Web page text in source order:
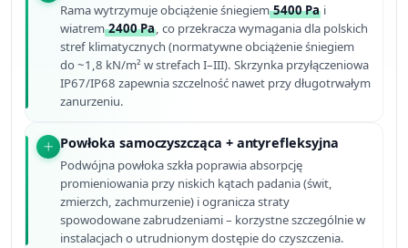
Rama wytrzymuje obciążenie śniegiem5400 Pa i
wiatrem2400 Pa, co przekracza wymagania dla polskich
stref klimatycznych (normatywne obciążenie śniegiem
do ~1,8 kN/m² w strefach I–III). Skrzynka przyłączeniowa
IP67/IP68 zapewnia szczelność nawet przy długotrwałym
zanurzeniu.
Powłoka samoczyszcząca + antyrefleksyjna
Podwójna powłoka szkła poprawia absorpcję
promieniowania przy niskich kątach padania (świt,
zmierzch, zachmurzenie) i ogranicza straty
spowodowane zabrudzeniami – korzystne szczególnie w
instalacjach o utrudnionym dostępie do czyszczenia.